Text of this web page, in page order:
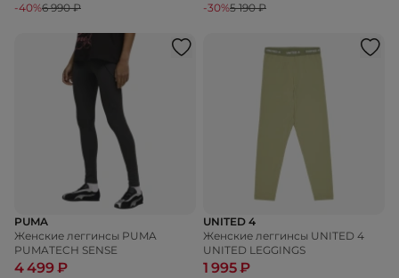
-40%6 990 ₽ -30%5 190 ₽
PUMA
Женские леггинсы PUMA
PUMATECH SENSE
4 499 ₽
UNITED 4
Женские леггинсы UNITED 4
UNITED LEGGINGS
1 995 ₽